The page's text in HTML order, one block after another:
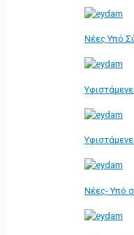
Νέες Υπό
Νέες- Υπό